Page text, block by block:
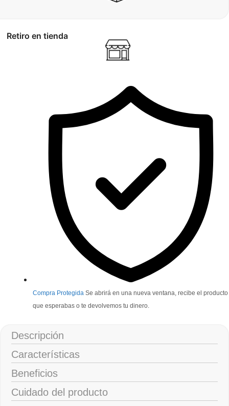
Retiro en tienda
Compra Protegida Se abrirá en una nueva ventana, recibe el producto
que esperabas o te devolvemos tu dinero.
Descripción
Características
Beneficios
Cuidado del producto